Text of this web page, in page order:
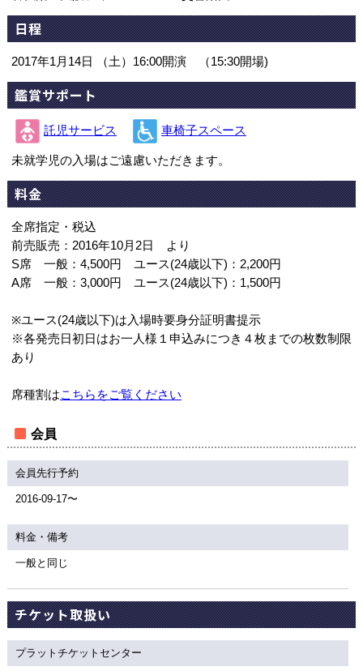
日程
2017年1月14日 （土）16:00開演 （15:30開場)
鑑賞サポート
託児サービス 車椅子スペース
未就学児の入場はご遠慮いただきます。
料金
全席指定・税込
前売販売：2016年10月2日 より
S席 一般：4,500円 ユース(24歳以下)：2,200円
A席 一般：3,000円 ユース(24歳以下)：1,500円
※ユース(24歳以下)は入場時要身分証明書提示
※各発売日初日はお一人様１申込みにつき４枚までの枚数制限
あり
席種割はこちらをご覧ください
会員
会員先行予約
2016-09-17〜
料金・備考
一般と同じ
チケット取扱い
プラットチケットセンター